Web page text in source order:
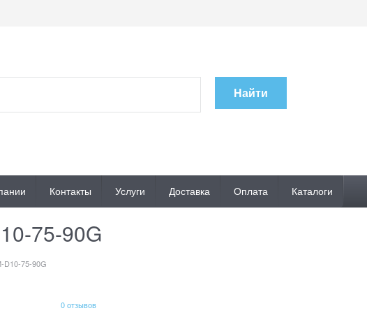
Найти
Контакты Услуги Доставка Оплата Каталоги
75-90G
D10-75-90G
0 отзывов